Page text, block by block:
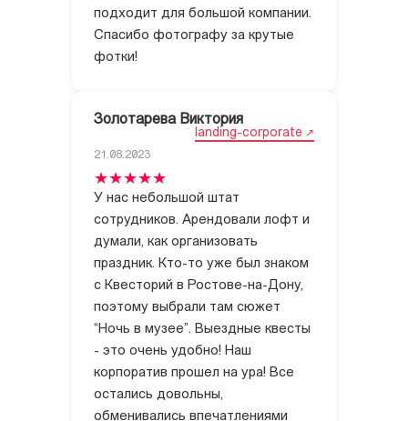
подходит для большой компании.
Спасибо фотографу за крутые
фотки!
Золотарева Виктория
landing-corporate
21.08.2023
У нас небольшой штат
сотрудников. Арендовали лофт и
думали, как организовать
праздник. Кто-то уже был знаком
с Квесторий в Ростове-на-Дону,
поэтому выбрали там сюжет
“Ночь в музее”. Выездные квесты
- это очень удобно! Наш
корпоратив прошел на ура! Все
остались довольны,
обменивались впечатлениями